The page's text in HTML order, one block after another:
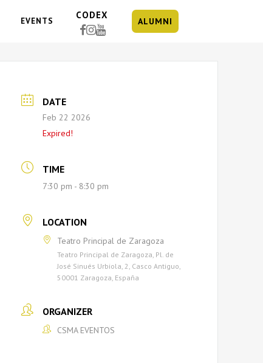
EVENTS
CODEX
ALUMNI
DATE
Feb 22 2026
Expired!
TIME
7:30 pm - 8:30 pm
LOCATION
Teatro Principal de Zaragoza
Teatro Principal de Zaragoza, Pl. de
José Sinués Urbiola, 2, Casco Antiguo,
50001 Zaragoza, España
ORGANIZER
CSMA EVENTOS